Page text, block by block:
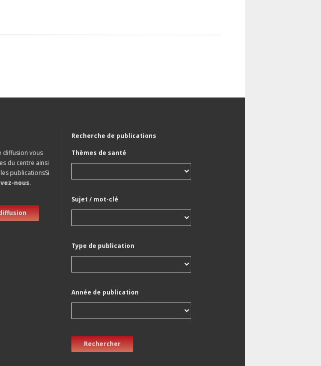
diffusion vous
du centre ainsi
publicationsSi
nous.
Recherche de publications
Thèmes de santé
Sujet / mot-clé
Type de publication
Année de publication
Rechercher